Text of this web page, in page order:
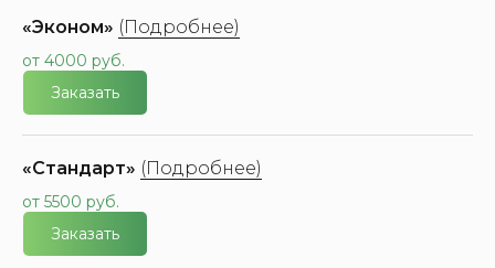
«Эконом» (Подробнее)
от 4000 руб.
Заказать
«Стандарт» (Подробнее)
от 5500 руб.
Заказать